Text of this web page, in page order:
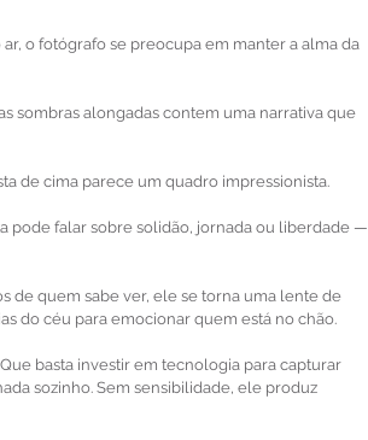
o fotógrafo se preocupa em manter a alma da
sombras alongadas contem uma narrativa que
de cima parece um quadro impressionista.
pode falar sobre solidão, jornada ou liberdade —
de quem sabe ver, ele se torna uma lente de
do céu para emocionar quem está no chão.
basta investir em tecnologia para capturar
sozinho. Sem sensibilidade, ele produz